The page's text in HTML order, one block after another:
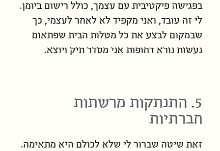
בפגישה פיקטיבית עם עצמך, כולל רישום ביומן.
לי זה עובד, ואני מקפיד לא לאחר לעצמי, כך
שבמקום לבצע את כל מטלות הבית שפתאום
נעשות נורא דחופות אני מסדר תיק ויוצא.
5. התנתקות מרשתות
חברתיות
זאת שיטה שברור לי שלא לכולם היא מתאימה.